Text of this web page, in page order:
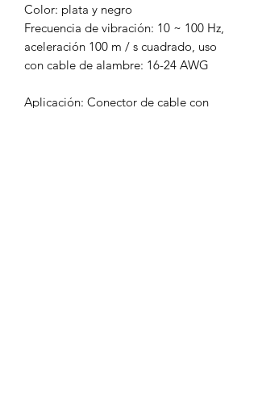
Color: plata y negro
Frecuencia de vibración: 10 ~ 100 Hz,
aceleración 100 m / s cuadrado, uso
con cable de alambre: 16-24 AWG
Aplicación: Conector de cable con